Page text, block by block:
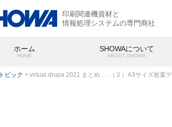
印刷関連機資材と
情報処理システムの専門商社
ホーム
HOME
SHOWAについて
ABOUT SHOWA
トピック > virtual.drupa 2021 まとめ . . .（２）A3サイズ枚葉